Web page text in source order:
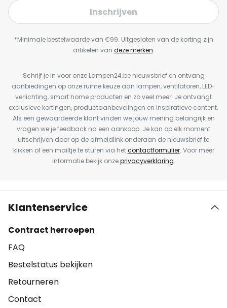
Inschrijven
*Minimale bestelwaarde van €99. Uitgesloten van de korting zijn
artikelen van deze merken.
Schrijf je in voor onze Lampen24.be nieuwsbrief en ontvang
aanbiedingen op onze ruime keuze aan lampen, ventilatoren, LED-
verlichting, smart home producten en zo veel meer! Je ontvangt
exclusieve kortingen, productaanbevelingen en inspiratieve content.
Als een gewaardeerde klant vinden we jouw mening belangrijk en
vragen we je feedback na een aankoop. Je kan op elk moment
uitschrijven door op de afmeldlink onderaan de nieuwsbrief te
klikken of een mailtje te sturen via hetcontactformulier. Voor meer
informatie bekijk onzeprivacyverklaring.
Klantenservice
Contract herroepen
FAQ
Bestelstatus bekijken
Retourneren
Contact